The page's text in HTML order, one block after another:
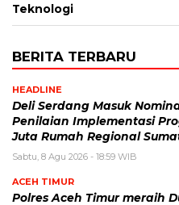
Teknologi
BERITA TERBARU
HEADLINE
Deli Serdang Masuk
Penilaian Implementasi
Juta Rumah Regional
Sabtu, 8 Agu 2026 - 18:59 WIB
ACEH TIMUR
Polres Aceh Timur meraih